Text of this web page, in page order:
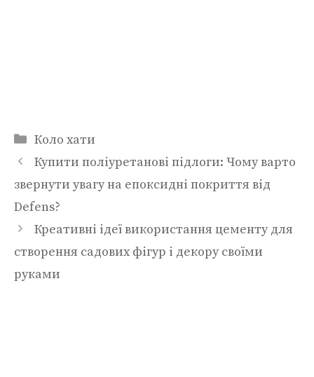
Категорії
Коло хати
Купити поліуретанові підлоги: Чому варто
звернути увагу на епоксидні покриття від
Defens?
Креативні ідеї використання цементу для
створення садових фігур і декору своїми
руками